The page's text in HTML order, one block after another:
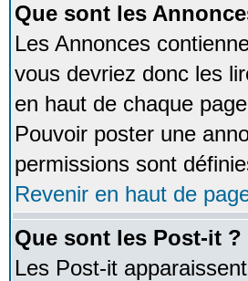
Que sont les
Les Annonces
vous devriez donc les
en haut de chaque
Pouvoir poster une
permissions sont
Revenir en haut de
Que sont les Post-it ?
Les Post-it